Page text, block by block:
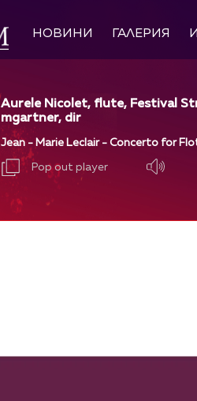
НОВИНИ ГАЛЕРИЯ
Aurele Nicolet, flute, Festival
mgartner, dir
Jean - Marie Leclair - Concerto for
Pop out player